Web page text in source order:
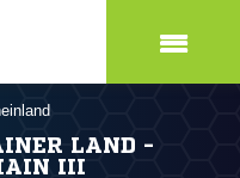
LAND -
III